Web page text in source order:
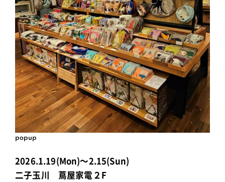
popup
2026.1.19(Mon)～2.15(Sun)
二子玉川 蔦屋家電２F